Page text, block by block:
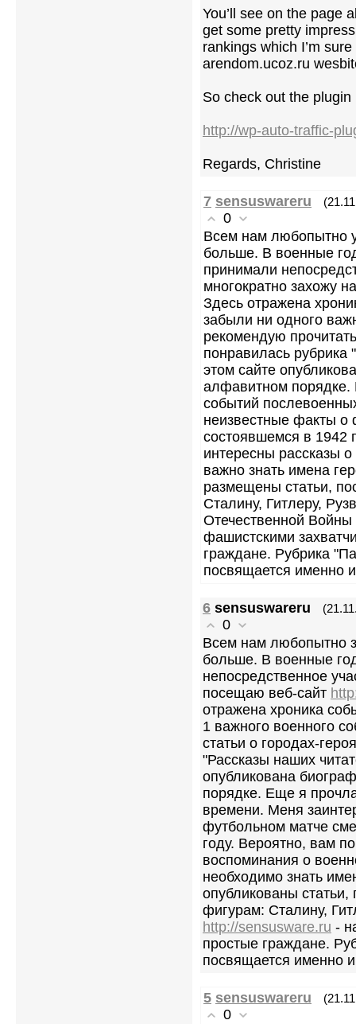
You’ll see on the page
get some pretty
rankings which I’m
arendom.ucoz.ru
So check out the
http://wp-auto-traffic-
Regards, Christine
7 sensuswareru
0
Всем нам любопытно
больше. В военные
принимали
многократно захожу
Здесь отражена
забыли ни одного
рекомендую
понравилась рубрика
этом сайте
алфавитном порядке.
событий
неизвестные факты о
состоявшемся в 1942
интересны рассказы
важно знать имена
размещены статьи,
Сталину, Гитлеру,
Отечественной
фашистскими
граждане. Рубрика
посвящается именно
6 sensuswareru
0
Всем нам любопытно
больше. В военные
непосредственное
посещаю веб-сайт
отражена хроника
1 важного военного
статьи о городах-
"Рассказы наших
опубликована
порядке. Еще я
времени. Меня
футбольном матче
году. Вероятно, вам
воспоминания о
необходимо знать
опубликованы
фигурам: Сталину,
http://sensusware.ru -
простые граждане.
посвящается именно
5 sensuswareru
0